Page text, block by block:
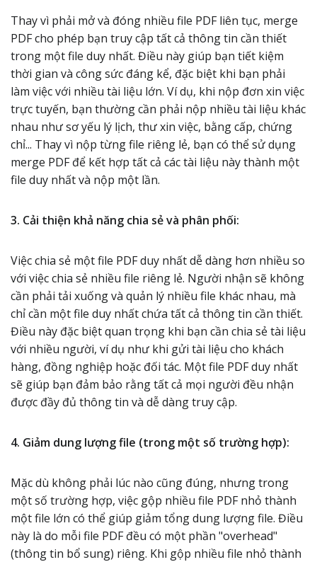
Thay vì phải mở và đóng nhiều file PDF liên tục, merge
PDF cho phép bạn truy cập tất cả thông tin cần thiết
trong một file duy nhất. Điều này giúp bạn tiết kiệm
thời gian và công sức đáng kể, đặc biệt khi bạn phải
làm việc với nhiều tài liệu lớn. Ví dụ, khi nộp đơn xin việc
trực tuyến, bạn thường cần phải nộp nhiều tài liệu khác
nhau như sơ yếu lý lịch, thư xin việc, bằng cấp, chứng
chỉ... Thay vì nộp từng file riêng lẻ, bạn có thể sử dụng
merge PDF để kết hợp tất cả các tài liệu này thành một
file duy nhất và nộp một lần.
3. Cải thiện khả năng chia sẻ và phân phối:
Việc chia sẻ một file PDF duy nhất dễ dàng hơn nhiều so
với việc chia sẻ nhiều file riêng lẻ. Người nhận sẽ không
cần phải tải xuống và quản lý nhiều file khác nhau, mà
chỉ cần một file duy nhất chứa tất cả thông tin cần thiết.
Điều này đặc biệt quan trọng khi bạn cần chia sẻ tài liệu
với nhiều người, ví dụ như khi gửi tài liệu cho khách
hàng, đồng nghiệp hoặc đối tác. Một file PDF duy nhất
sẽ giúp bạn đảm bảo rằng tất cả mọi người đều nhận
được đầy đủ thông tin và dễ dàng truy cập.
4. Giảm dung lượng file (trong một số trường hợp):
Mặc dù không phải lúc nào cũng đúng, nhưng trong
một số trường hợp, việc gộp nhiều file PDF nhỏ thành
một file lớn có thể giúp giảm tổng dung lượng file. Điều
này là do mỗi file PDF đều có một phần "overhead"
(thông tin bổ sung) riêng. Khi gộp nhiều file nhỏ thành